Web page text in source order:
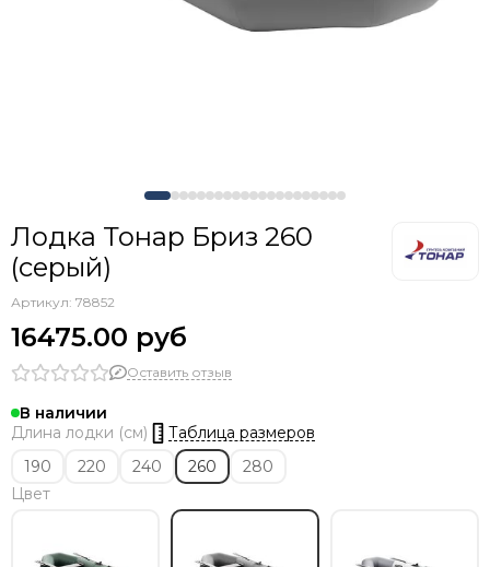
Лодка Тонар Бриз 260
(серый)
Артикул: 78852
16475.00 руб
Оставить отзыв
В наличии
Длина лодки (см)
Таблица размеров
190
220 240 260
280
Цвет